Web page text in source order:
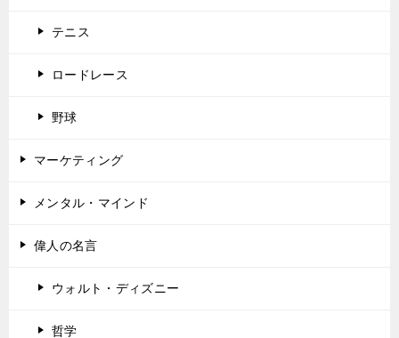
テニス
ロードレース
野球
マーケティング
メンタル・マインド
偉人の名言
ウォルト・ディズニー
哲学